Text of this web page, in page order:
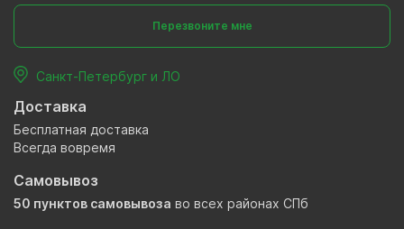
Перезвоните мне
Санкт-Петербург и ЛО
Доставка
Бесплатная доставка
Всегда вовремя
Самовывоз
50 пунктов самовывоза во всех районах СПб